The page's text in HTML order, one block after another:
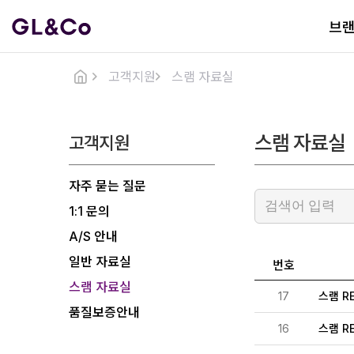
브
고객지원 스램 자료실
고객지원
자주 묻는 질문
1:1 문의
A/S 안내
일반 자료실
스램 자료실
품질보증안내
스램 자료실
번호
17 스램
16 스램